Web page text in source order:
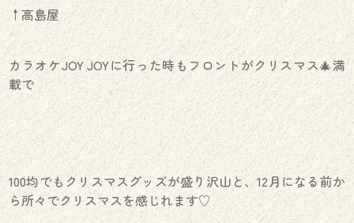
↑高島屋
カラオケJOY JOYに行った時もフロントがクリスマス🎄満
載で
100均でもクリスマスグッズが盛り沢山と、12月になる前か
ら所々でクリスマスを感じれます♡